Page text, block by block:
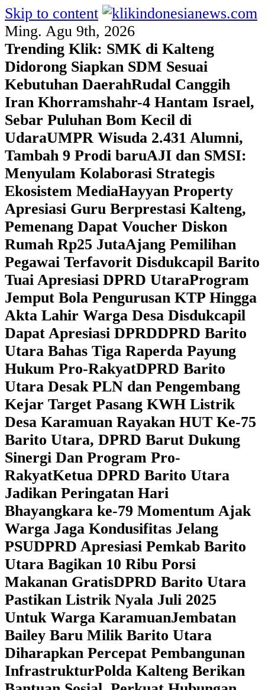
Skip to content
Ming. Agu 9th, 2026
Trending Klik: SMK di Kalteng
Didorong Siapkan SDM Sesuai
Kebutuhan DaerahRudal Canggih
Iran Khorramshahr-4 Hantam Israel,
Sebar Puluhan Bom Kecil di
UdaraUMPR Wisuda 2.431 Alumni,
Tambah 9 Prodi baruAJI dan SMSI:
Menyulam Kolaborasi Strategis
Ekosistem MediaHayyan Property
Apresiasi Guru Berprestasi Kalteng,
Pemenang Dapat Voucher Diskon
Rumah Rp25 JutaAjang Pemilihan
Pegawai Terfavorit Disdukcapil Barito
Tuai Apresiasi DPRD UtaraProgram
Jemput Bola Pengurusan KTP Hingga
Akta Lahir Warga Desa Disdukcapil
Dapat Apresiasi DPRDDPRD Barito
Utara Bahas Tiga Raperda Payung
Hukum Pro-RakyatDPRD Barito
Utara Desak PLN dan Pengembang
Kejar Target Pasang KWH Listrik
Desa Karamuan Rayakan HUT Ke-75
Barito Utara, DPRD Barut Dukung
Sinergi Dan Program Pro-
RakyatKetua DPRD Barito Utara
Jadikan Peringatan Hari
Bhayangkara ke-79 Momentum Ajak
Warga Jaga Kondusifitas Jelang
PSUDPRD Apresiasi Pemkab Barito
Utara Bagikan 10 Ribu Porsi
Makanan GratisDPRD Barito Utara
Pastikan Listrik Nyala Juli 2025
Untuk Warga KaramuanJembatan
Bailey Baru Milik Barito Utara
Diharapkan Percepat Pembangunan
InfrastrukturPolda Kalteng Berikan